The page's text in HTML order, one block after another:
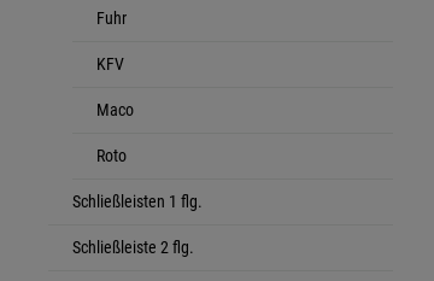
Fuhr
KFV
Maco
Roto
Schließleisten 1 flg.
Schließleiste 2 flg.